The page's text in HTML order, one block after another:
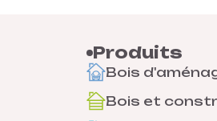
Produits
Bois
Bois et